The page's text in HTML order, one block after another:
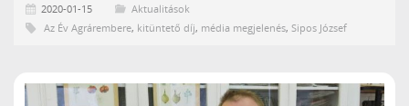
2020-01-15
Aktualitások
Az Év Agrárembere, kitüntető díj, média megjelenés, Sipos József